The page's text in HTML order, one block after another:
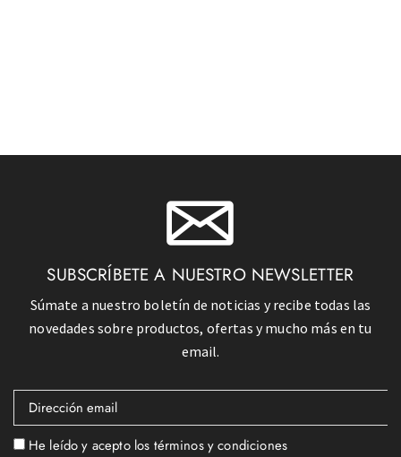
SUBSCRÍBETE A NUESTRO NEWSLETTER
Súmate a nuestro boletín de noticias y recibe todas las
novedades sobre productos, ofertas y mucho más en tu
email.
He leído y acepto los términos y condiciones